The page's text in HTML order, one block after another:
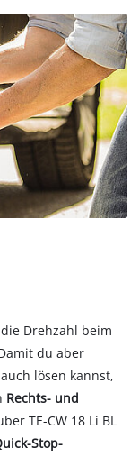
Drehzahl beim
du aber
lösen kannst,
Rechts- und
TE-CW 18 Li BL
Stop-